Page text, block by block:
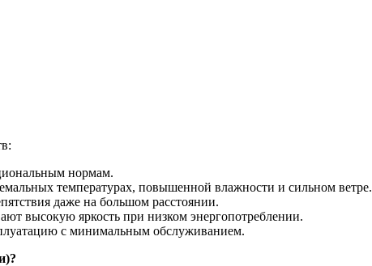
нормам.
температурах, повышенной влажности и сильном ветре.
даже на большом расстоянии.
высокую яркость при низком энергопотреблении.
с минимальным обслуживанием.